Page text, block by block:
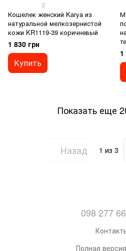
3
Кошелек женский Karya из
натуральной мелкозернистой
кожи KR1119-39 коричневый
1 830 грн
Купить
1
Показать еще
Назад 1 из 3
098 277
Полная